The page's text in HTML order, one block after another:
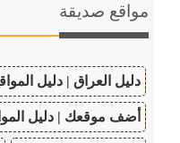
مواقع صديقة
دليل العراق | دليل
أضف موقعك | دليل